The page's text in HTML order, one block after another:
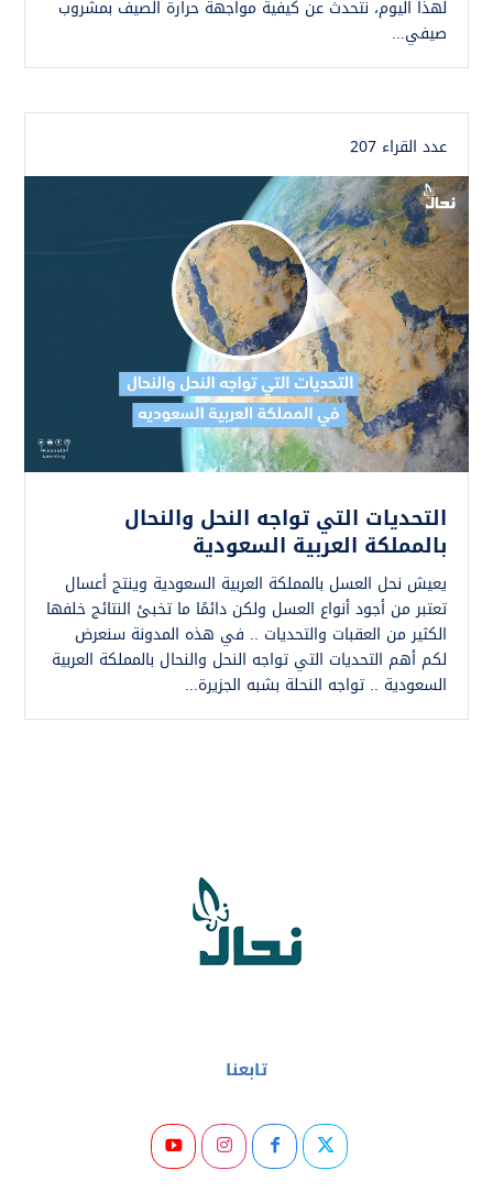
لهذا اليوم، نتحدث عن كيفية مواجهة حرارة الصيف بمشروب
صيفي...
عدد القراء 207
التحديات التي تواجه النحل والنحال
بالمملكة العربية السعودية
يعيش نحل العسل بالمملكة العربية السعودية وينتج أعسال
تعتبر من أجود أنواع العسل ولكن دائمًا ما تخبئ النتائج خلفها
الكثير من العقبات والتحديات .. في هذه المدونة سنعرض
لكم أهم التحديات التي تواجه النحل والنحال بالمملكة العربية
السعودية .. تواجه النحلة بشبه الجزيرة...
تابعنا